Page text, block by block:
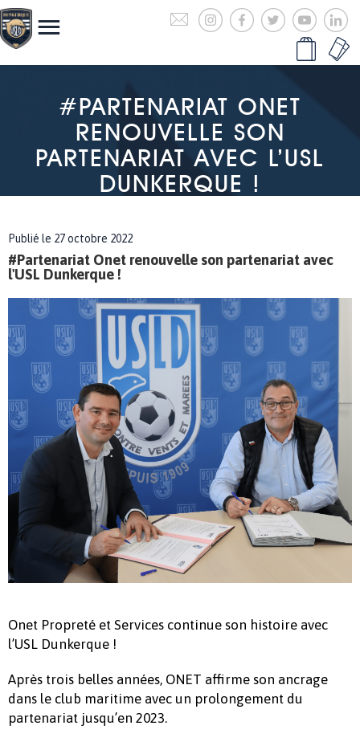
#PARTENARIAT ONET
RENOUVELLE SON
PARTENARIAT AVEC L’USL
DUNKERQUE !
Publié le 27 octobre 2022
#Partenariat Onet renouvelle son partenariat avec
l'USL Dunkerque !
Onet Propreté et Services continue son histoire avec
l’USL Dunkerque !
Après trois belles années, ONET affirme son ancrage
dans le club maritime avec un prolongement du
partenariat jusqu’en 2023.